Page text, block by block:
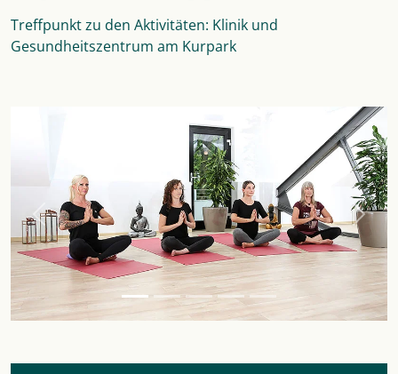
Treffpunkt zu den Aktivitäten: Klinik und
Gesundheitszentrum am Kurpark
Previous Next